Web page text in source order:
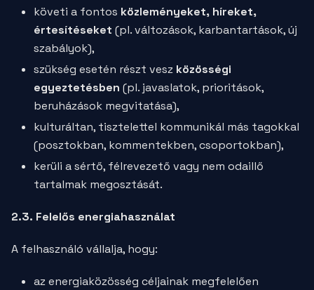
követi a fontos közleményeket, híreket,
értesítéseket (pl. változások, karbantartások, új
szabályok),
szükség esetén részt vesz közösségi
egyeztetésben (pl. javaslatok, prioritások,
beruházások megvitatása),
kulturáltan, tisztelettel kommunikál más tagokkal
(posztokban, kommentekben, csoportokban),
kerüli a sértő, félrevezető vagy nem odaillő
tartalmak megosztását.
2.3. Felelős energiahasználat
A felhasználó vállalja, hogy:
az energiaközösség céljainak megfelelően